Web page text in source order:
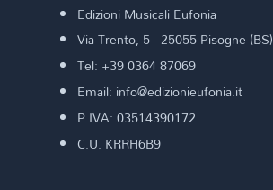
Edizioni Musicali Eufonia
Via Trento, 5 - 25055 Pisogne (BS)
Tel: +39 0364 87069
Email: info@edizionieufonia.it
P.IVA: 03514390172
C.U. KRRH6B9